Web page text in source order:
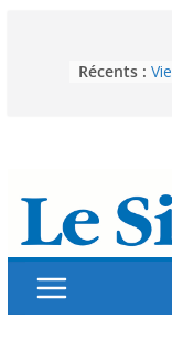
Récents :